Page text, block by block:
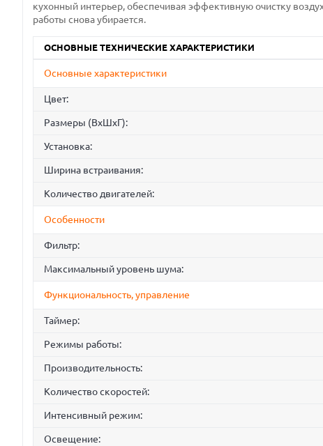
кухонный интерьер, обеспечивая эффективную очистку
работы снова убирается.
ОСНОВНЫЕ ТЕХНИЧЕСКИЕ ХАРАКТЕРИСТИКИ
Основные характеристики
Цвет:
Размеры (ВхШхГ):
Установка:
Ширина встраивания:
Количество двигателей:
Особенности
Фильтр:
Максимальный уровень шума:
Функциональность, управление
Таймер:
Режимы работы:
Производительность:
Количество скоростей:
Интенсивный режим:
Освещение: